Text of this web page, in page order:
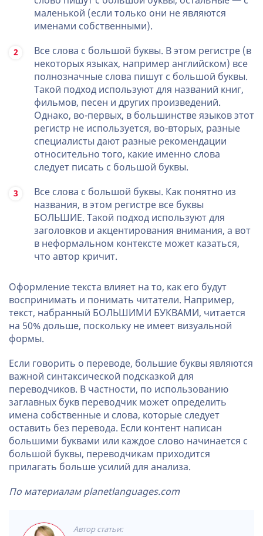
маленькой (если только они не являются
именами собственными).
Все слова с большой буквы. В этом регистре (в
некоторых языках, например английском) все
полнозначные слова пишут с большой буквы.
Такой подход используют для названий книг,
фильмов, песен и других произведений.
Однако, во-первых, в большинстве языков этот
регистр не используется, во-вторых, разные
специалисты дают разные рекомендации
относительно того, какие именно слова
следует писать с большой буквы.
Все слова с большой буквы. Как понятно из
названия, в этом регистре все буквы
БОЛЬШИЕ. Такой подход используют для
заголовков и акцентирования внимания, а вот
в неформальном контексте может казаться,
что автор кричит.
Оформление текста влияет на то, как его будут
воспринимать и понимать читатели. Например,
текст, набранный БОЛЬШИМИ БУКВАМИ, читается
на 50% дольше, поскольку не имеет визуальной
формы.
Если говорить о переводе, большие буквы являются
важной синтаксической подсказкой для
переводчиков. В частности, по использованию
заглавных букв переводчик может определить
имена собственные и слова, которые следует
оставить без перевода. Если контент написан
большими буквами или каждое слово начинается с
большой буквы, переводчикам приходится
прилагать больше усилий для анализа.
По материалам planetlanguages.com
Автор статьи: